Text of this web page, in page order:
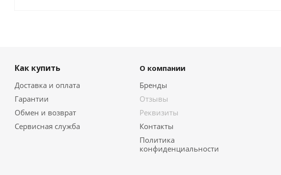
Как купить
Доставка и оплата
Гарантии
Обмен и возврат
Сервисная служба
О компании
Бренды
Отзывы
Реквизиты
Контакты
Политика
конфиденциальности